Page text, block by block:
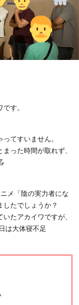
す。
てすいません。
った時間が取れず、
メ「陰の実力者にな
したでしょうか？
たアカイワですが、
は大体寝不足